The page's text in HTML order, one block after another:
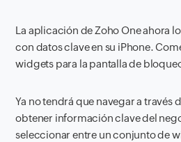
La aplicación de Zoho One ahora
con datos clave en su iPhone.
widgets para la pantalla de
Ya no tendrá que navegar a través
obtener información clave del
seleccionar entre un conjunto de